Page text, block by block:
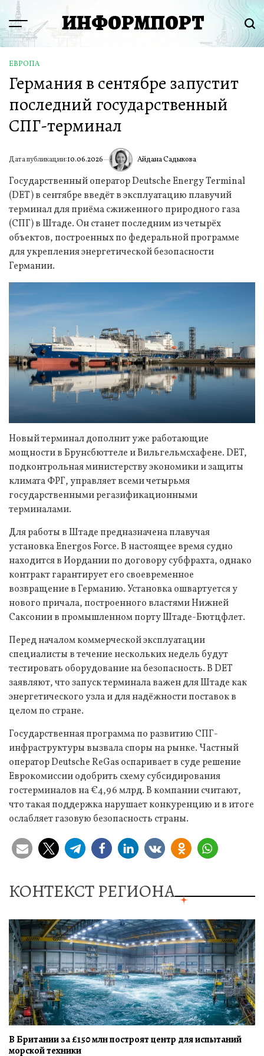
Перейти
содержимому
Menu ИНФОРМПОРТ
ОПУБЛИКОВАНО
В
ЕВРОПА
Германия в сентябре запустит
последний государственный
СПГ-терминал
Дата публикации:10.06.2026 ИА Айдана Садыкова
Государственный оператор Deutsche Energy Terminal
(DET) в сентябре введёт в эксплуатацию плавучий
терминал для приёма сжиженного природного газа
(СПГ) в Штаде. Он станет последним из четырёх
объектов, построенных по федеральной программе
для укрепления энергетической безопасности
Германии.
Новый терминал дополнит уже работающие
мощности в Брунсбюттеле и Вильгельмсхафене. DET,
подконтрольная министерству экономики и защиты
климата ФРГ, управляет всеми четырьмя
государственными регазификационными
терминалами.
Для работы в Штаде предназначена плавучая
установка Energos Force. В настоящее время судно
находится в Иордании по договору субфрахта, однако
контракт гарантирует его своевременное
возвращение в Германию. Установка ошвартуется у
нового причала, построенного властями Нижней
Саксонии в промышленном порту Штаде-Бютцфлет.
Перед началом коммерческой эксплуатации
специалисты в течение нескольких недель будут
тестировать оборудование на безопасность. В DET
заявляют, что запуск терминала важен для Штаде как
энергетического узла и для надёжности поставок в
целом по стране.
Государственная программа по развитию СПГ-
инфраструктуры вызвала споры на рынке. Частный
оператор Deutsche ReGas оспаривает в суде решение
Еврокомиссии одобрить схему субсидирования
гостерминалов на €4,96 млрд. В компании считают,
что такая поддержка нарушает конкуренцию и в итоге
ослабляет газовую безопасность страны.
КОНТЕКСТ РЕГИОНА
В Британии за £150 млн построят центр для испытаний
морской техники